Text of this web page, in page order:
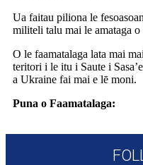
Ua faitau piliona le
militeli talu mai le amataga
O le faamatalaga lata mai
teritori i le itu i Saute i
a Ukraine fai mai e lē moni.
Puna o Faamatalaga: